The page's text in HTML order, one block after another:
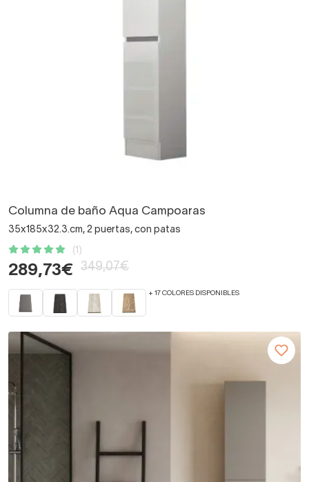
Columna de baño Aqua Campoaras
35x185x32.3.cm, 2 puertas, con patas
(1)
289,73€ 349,07€
+ 17 COLORES DISPONIBLES